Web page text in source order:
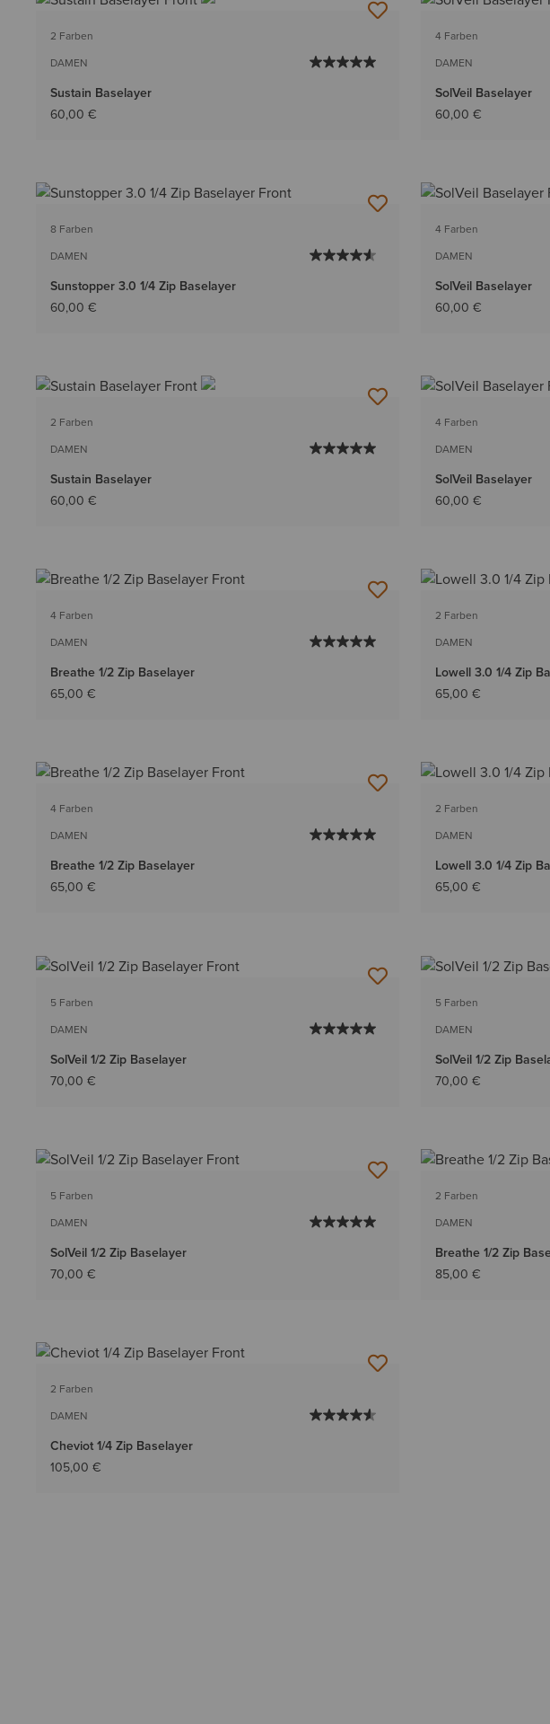
2 Farben
DAMEN
Sustain Baselayer
60,00 €
4 Farben
DAMEN
SolVeil Baselayer
60,00 €
8 Farben
DAMEN
Sunstopper 3.0 1/4 Zip Baselayer
60,00 €
4 Farben
DAMEN
SolVeil Baselayer
60,00 €
2 Farben
DAMEN
Sustain Baselayer
60,00 €
4 Farben
DAMEN
SolVeil Baselayer
60,00 €
4 Farben
DAMEN
Breathe 1/2 Zip Baselayer
65,00 €
2 Farben
DAMEN
Lowell 3.0 1/4 Zip
65,00 €
4 Farben
DAMEN
Breathe 1/2 Zip Baselayer
65,00 €
2 Farben
DAMEN
Lowell 3.0 1/4 Zip
65,00 €
5 Farben
DAMEN
SolVeil 1/2 Zip Baselayer
70,00 €
5 Farben
DAMEN
SolVeil 1/2 Zip
70,00 €
5 Farben
DAMEN
SolVeil 1/2 Zip Baselayer
70,00 €
2 Farben
DAMEN
Breathe 1/2 Zip
85,00 €
2 Farben
DAMEN
Cheviot 1/4 Zip Baselayer
105,00 €